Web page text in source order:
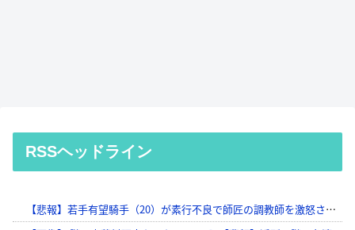
RSSヘッドライン